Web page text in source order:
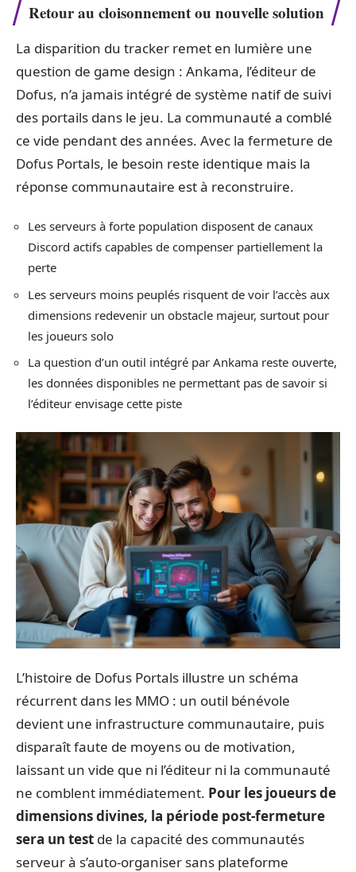
Retour au cloisonnement ou nouvelle solution
La disparition du tracker remet en lumière une
question de game design : Ankama, l’éditeur de
Dofus, n’a jamais intégré de système natif de suivi
des portails dans le jeu. La communauté a comblé
ce vide pendant des années. Avec la fermeture de
Dofus Portals, le besoin reste identique mais la
réponse communautaire est à reconstruire.
Les serveurs à forte population disposent de canaux
Discord actifs capables de compenser partiellement la
perte
Les serveurs moins peuplés risquent de voir l’accès aux
dimensions redevenir un obstacle majeur, surtout pour
les joueurs solo
La question d’un outil intégré par Ankama reste ouverte,
les données disponibles ne permettant pas de savoir si
l’éditeur envisage cette piste
L’histoire de Dofus Portals illustre un schéma
récurrent dans les MMO : un outil bénévole
devient une infrastructure communautaire, puis
disparaît faute de moyens ou de motivation,
laissant un vide que ni l’éditeur ni la communauté
ne comblent immédiatement. Pour les joueurs de
dimensions divines, la période post-fermeture
sera un test de la capacité des communautés
serveur à s’auto-organiser sans plateforme